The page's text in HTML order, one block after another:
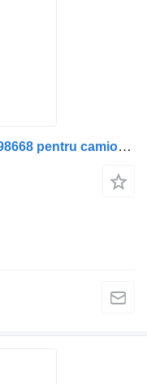
Bujie incandescente 3197719, 1598668 pentru camion Volvo FL614